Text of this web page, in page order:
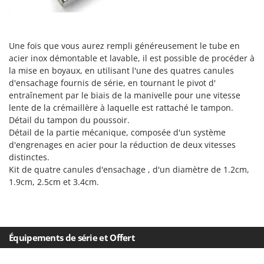
Machines pour la transformation des fruits
Motobineuses
Motoculteurs
Motofaucheuses
Motopompes pour irrigation
Moulins à céréales électriques
Moulins à farine
N
Nettoyeurs et Balais à vapeur
Nettoyeurs haute pression
P
Peignes vibreurs et Secoueurs à olives
Pelles rétros pour tracteur
Famur
FBC
Ferrari Group
Ferroni
Ferrua
FIAC
FIEM
Fimar
FINI
Fiorentini
Fontana Forni
Une fois que vous aurez rempli généreusement le tube en
acier inox démontable et lavable, il est possible de procéder à
la mise en boyaux, en utilisant l'une des quatres canules
d'ensachage fournis de série, en tournant le pivot d'
entraînement par le biais de la manivelle pour une vitesse
lente de la crémaillère à laquelle est rattaché le tampon.
Détail du tampon du poussoir.
Détail de la partie mécanique, composée d'un système
d'engrenages en acier pour la réduction de deux vitesses
distinctes.
Kit de quatre canules d'ensachage , d'un diamètre de 1.2cm,
1.9cm, 2.5cm et 3.4cm.
Équipements de série et Offert